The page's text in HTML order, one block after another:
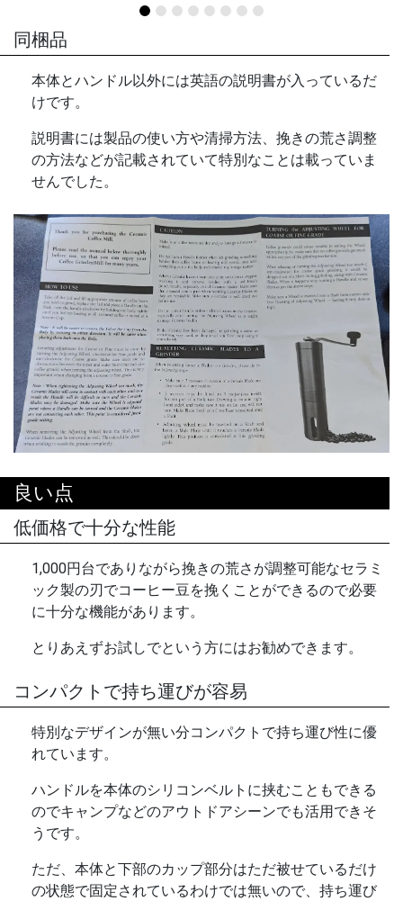
同梱品
本体とハンドル以外には英語の説明書が入っているだ
けです。
説明書には製品の使い方や清掃方法、挽きの荒さ調整
の方法などが記載されていて特別なことは載っていま
せんでした。
良い点
低価格で十分な性能
1,000円台でありながら挽きの荒さが調整可能なセラミ
ック製の刃でコーヒー豆を挽くことができるので必要
に十分な機能があります。
とりあえずお試しでという方にはお勧めできます。
コンパクトで持ち運びが容易
特別なデザインが無い分コンパクトで持ち運び性に優
れています。
ハンドルを本体のシリコンベルトに挟むこともできる
のでキャンプなどのアウトドアシーンでも活用できそ
うです。
ただ、本体と下部のカップ部分はただ被せているだけ
の状態で固定されているわけでは無いので、持ち運び